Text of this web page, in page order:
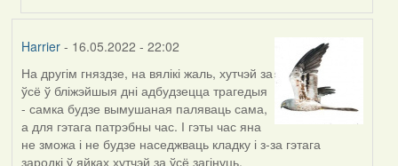
Harrier- 16.05.2022 - 22:02
На другім гняздзе, на вялікі жаль, хутчэй за
ўсё ў бліжэйшыя дні адбудзецца трагедыя
- самка будзе вымушаная паляваць сама,
а для гэтага патрэбны час. І гэты час яна
не зможа і не будзе наседжваць кладку і з-за гэтага
зародкі ў яйках хутчэй за ўсё загінуць.